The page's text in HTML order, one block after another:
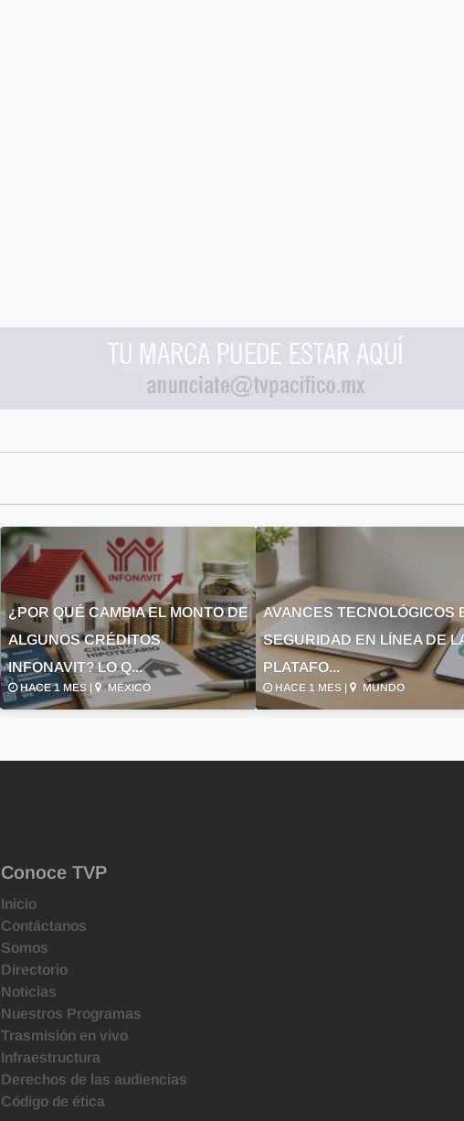
¿POR QUÉ CAMBIA EL MONTO DE
ALGUNOS CRÉDITOS
INFONAVIT? LO Q...
HACE 1 MES | MÉXICO
AVANCES TECNOLÓGICOS
SEGURIDAD EN LÍNEA DE
PLATAFO...
HACE 1 MES | MUNDO
Conoce TVP
Inicio
Contáctanos
Somos
Directorio
Noticias
Nuestros Programas
Trasmisión en vivo
Infraestructura
Derechos de las audiencias
Código de ética